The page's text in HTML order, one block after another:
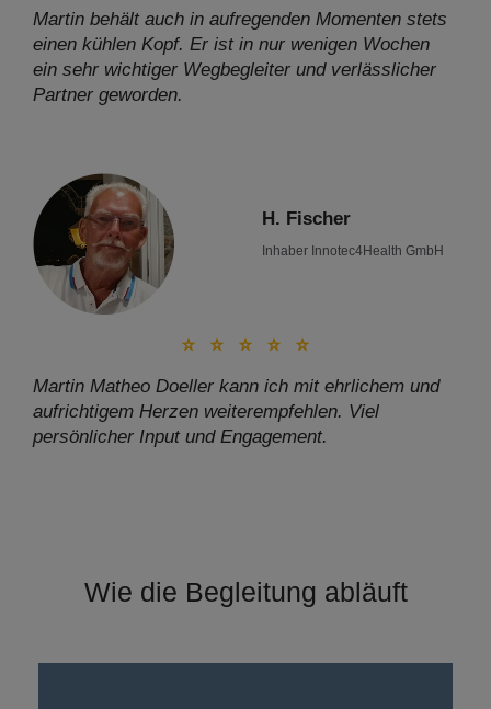
Martin behält auch in aufregenden Momenten stets
einen kühlen Kopf. Er ist in nur wenigen Wochen
ein sehr wichtiger Wegbegleiter und verlässlicher
Partner geworden.
H. Fischer
Inhaber Innotec4Health GmbH
Martin Matheo Doeller kann ich mit ehrlichem und
aufrichtigem Herzen weiterempfehlen. Viel
persönlicher Input und Engagement.
Wie die Begleitung abläuft